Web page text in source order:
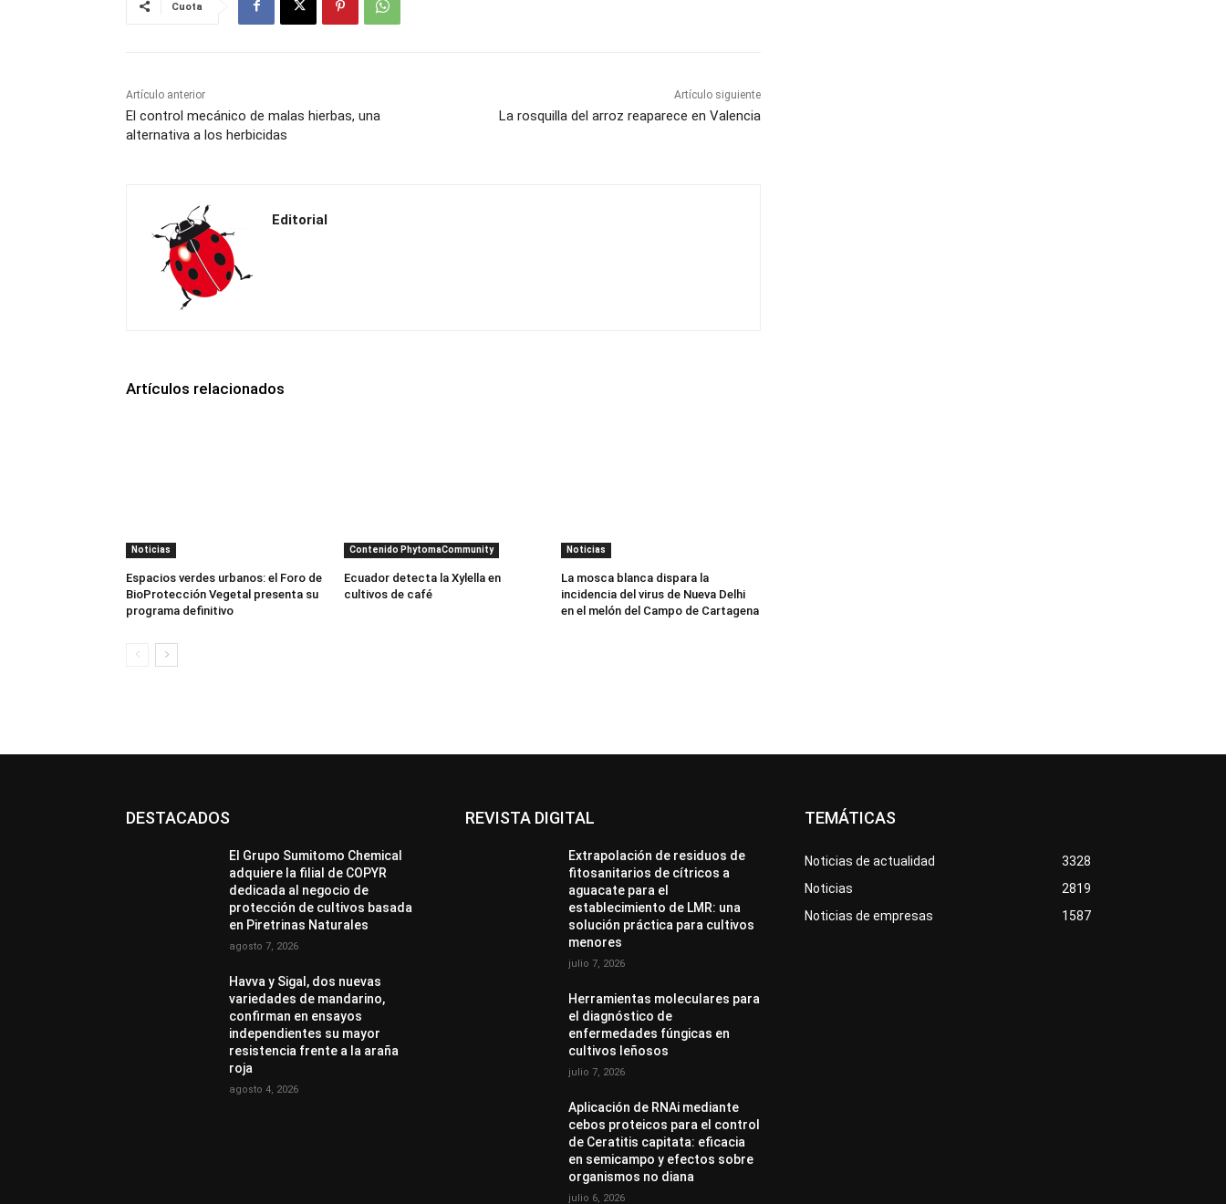
Cuota
Artículo anterior
El control mecánico de malas hierbas, una
alternativa a los herbicidas
Artículo siguiente
La rosquilla del arroz reaparece en Valencia
Editorial
Artículos relacionados
Noticias
Espacios verdes urbanos: el Foro de
BioProtección Vegetal presenta su
programa definitivo
Contenido PhytomaCommunity
Ecuador detecta la Xylella en
cultivos de café
Noticias
La mosca blanca dispara la
incidencia del virus de Nueva Delhi
en el melón del Campo de Cartagena
DESTACADOS
El Grupo Sumitomo Chemical
adquiere la filial de COPYR
dedicada al negocio de
protección de cultivos basada
en Piretrinas Naturales
agosto 7, 2026
Havva y Sigal, dos nuevas
variedades de mandarino,
confirman en ensayos
independientes su mayor
resistencia frente a la araña
roja
agosto 4, 2026
REVISTA DIGITAL
Extrapolación de residuos de
fitosanitarios de cítricos a
aguacate para el
establecimiento de LMR: una
solución práctica para cultivos
menores
julio 7, 2026
Herramientas moleculares para
el diagnóstico de
enfermedades fúngicas en
cultivos leñosos
julio 7, 2026
Aplicación de RNAi mediante
cebos proteicos para el control
de Ceratitis capitata: eficacia
en semicampo y efectos sobre
organismos no diana
julio 6, 2026
TEMÁTICAS
Noticias de actualidad
3328
Noticias
2819
Noticias de empresas
1587